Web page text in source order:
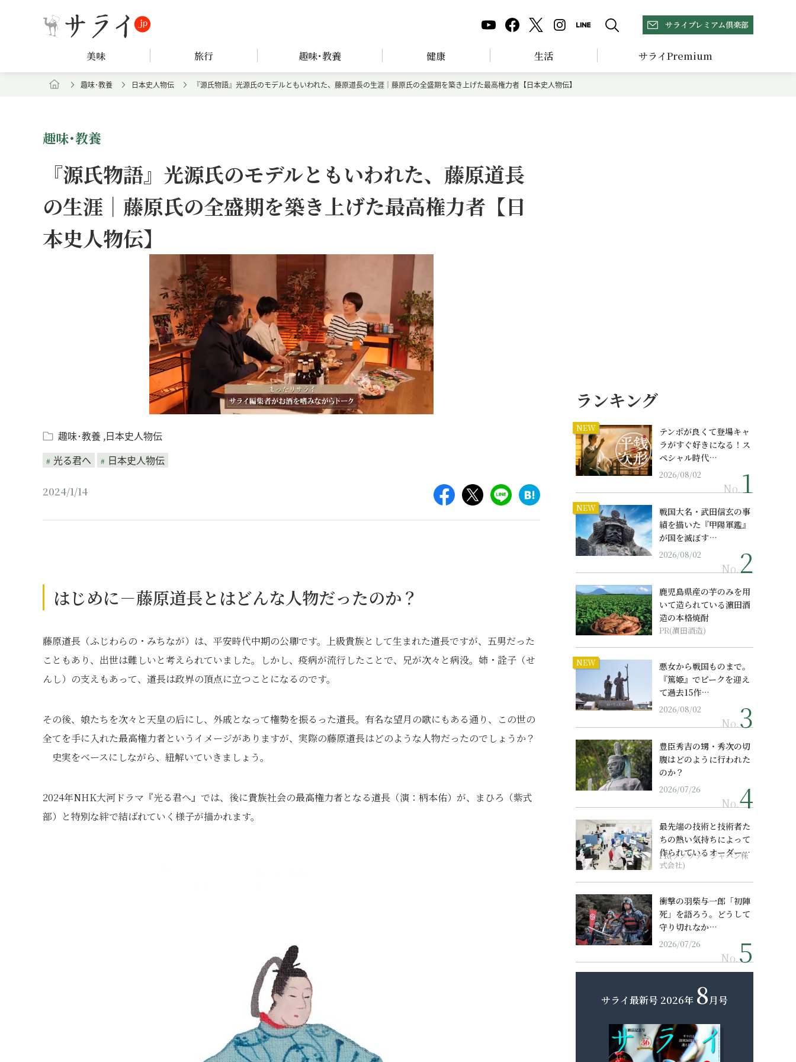
サライプレミアム倶楽部
美味 旅行 趣味･教養 健康 生活 サライPremium
趣味･教養 日本史人物伝 『源氏物語』光源氏のモデルともいわれた、藤原道長の生涯｜藤原氏の全盛期を築き上げた最高権力者【日本史人物伝】
趣味･教養
『源氏物語』光源氏のモデルともいわれた、藤原道長
の生涯｜藤原氏の全盛期を築き上げた最高権力者【日
本史人物伝】
趣味･教養 日本史人物伝
光る君へ
日本史人物伝
2024/1/14
はじめに－藤原道長とはどんな人物だったのか？
藤原道長（ふじわらの・みちなが）は、平安時代中期の公卿です。上級貴族として生まれた道長ですが、五男だった
こともあり、出世は難しいと考えられていました。しかし、疫病が流行したことで、兄が次々と病没。姉・詮子（せ
んし）の支えもあって、道長は政界の頂点に立つことになるのです。
その後、娘たちを次々と天皇の后にし、外戚となって権勢を振るった道長。有名な望月の歌にもある通り、この世の
全てを手に入れた最高権力者というイメージがありますが、実際の藤原道長はどのような人物だったのでしょうか？
史実をベースにしながら、紐解いていきましょう。
2024年NHK大河ドラマ『光る君へ』では、後に貴族社会の最高権力者となる道長（演：柄本佑）が、まひろ（紫式
部）と特別な絆で結ばれていく様子が描かれます。
ランキング
NEW
テンポが良くて登場キャ
ラがすぐ好きになる！ス
ペシャル時代…
2026/08/02
No.
NEW
戦国大名・武田信玄の事
績を描いた『甲陽軍鑑』
が国を滅ぼす…
2026/08/02
No.
鹿児島県産の芋のみを用
いて造られている濵田酒
造の本格焼酎
PR(濵田酒造)
NEW
悪女から戦国ものまで。
『篤姫』でピークを迎え
て過去15作…
2026/08/02
No.
豊臣秀吉の甥・秀次の切
腹はどのように行われた
のか？
2026/07/26
No.
最先端の技術と技術者た
ちの熱い気持ちによって
作られているオーダーメ
イド補聴器
PR(ソノヴァ・ジャパン株
式会社)
衝撃の羽柴与一郎「初陣
死」を語ろう。どうして
守り切れなか…
2026/07/26
No.
サライ最新号 2026年 8月号